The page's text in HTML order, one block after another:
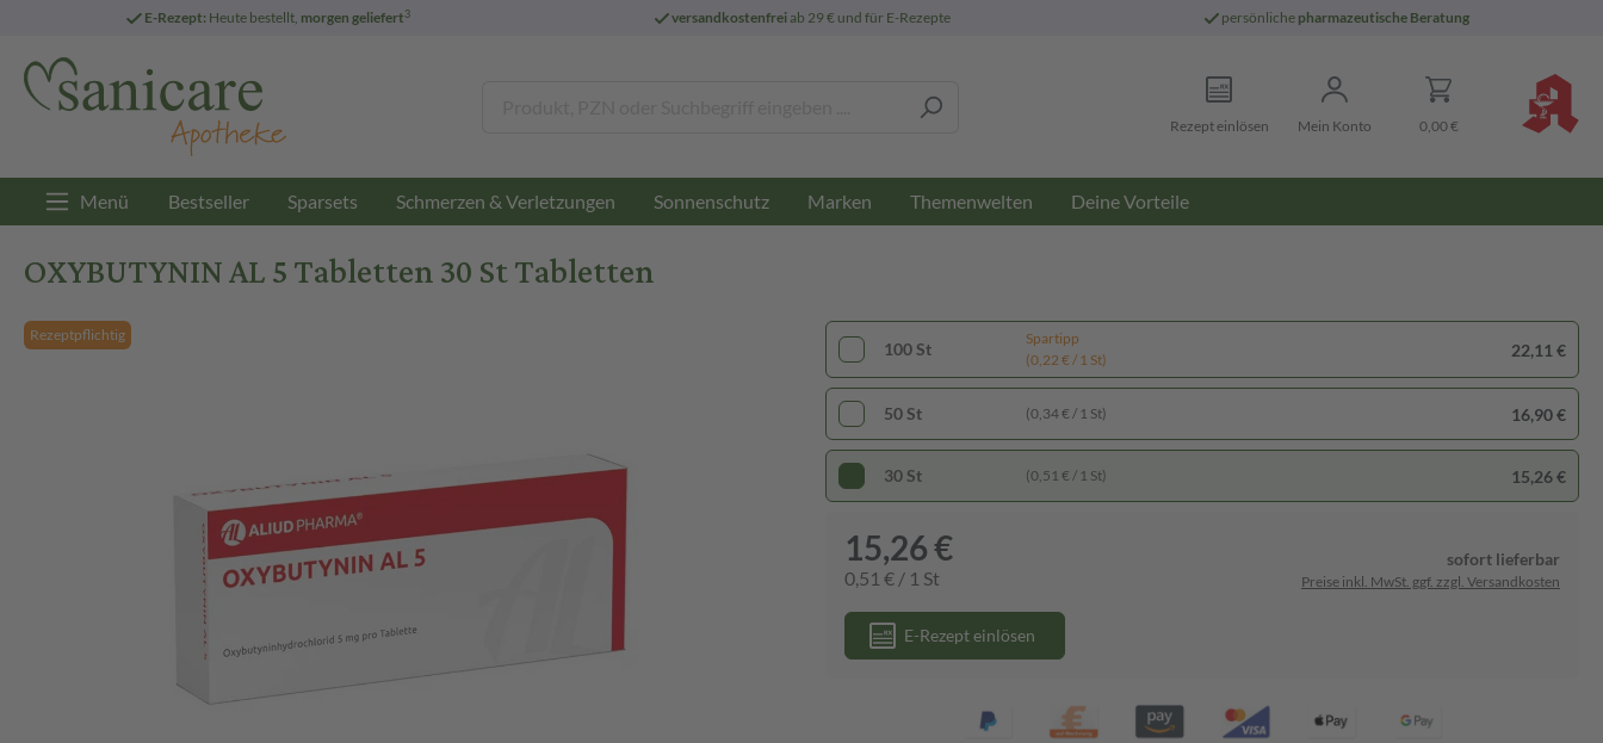
E-Rezept: Heute bestellt, morgen geliefert3 versandkostenfreiab 29 € und für E-Rezepte persönliche pharmazeutische Beratung
Rezept einlösen Mein Konto 0,00 €
Menü Bestseller Sparsets Schmerzen & Verletzungen Sonnenschutz Marken Themenwelten Deine Vorteile
OXYBUTYNIN AL 5 Tabletten 30 St Tabletten
Rezeptpflichtig
100 St
Spartipp
(0,22 € / 1 St)
22,11 €
50 St (0,34 € / 1 St) 16,90 €
30 St (0,51 € / 1 St) 15,26 €
15,26 €
0,51 € / 1 St
sofort lieferbar
Preise inkl. MwSt. ggf. zzgl. Versandkosten
E-Rezept einlösen